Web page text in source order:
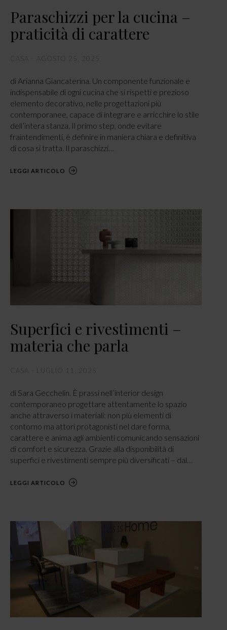
Paraschizzi per la cucina –
praticità di carattere
di Arianna Giancaterina. Un componente funzionale e
indispensabile di ogni cucina che si rispetti e prezioso
elemento decorativo, nelle progettazioni più
contemporanee, capace di integrare e arricchire lo stile
dell’intera stanza. Il primo step, onde evitare
fraintendimenti, è definire in maniera chiara e definitiva
di cosa si tratta. Il paraschizzi…
LEGGI ARTICOLO
Superfici e rivestimenti –
materia che parla
di Sara Gecchelin. È prassi nell’interior design
contemporaneo progettare attentamente lo spazio
anche attraverso i materiali: non più elementi di
contorno ma attori protagonisti nel dare forma,
carattere e anima agli ambienti comunicando sensazioni
di comfort e sicurezza. Grazie alla disponibilità di
superfici e rivestimenti sempre più diversificati – dal…
LEGGI ARTICOLO